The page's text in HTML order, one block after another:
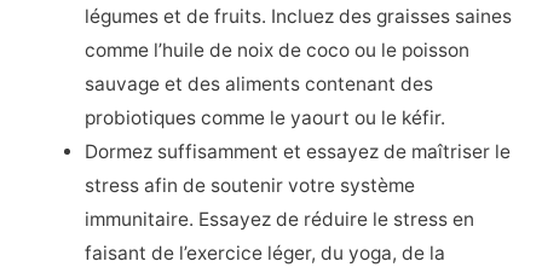
légumes et de fruits. Incluez des graisses saines
comme l’huile de noix de coco ou le poisson
sauvage et des aliments contenant des
probiotiques comme le yaourt ou le kéfir.
Dormez suffisamment et essayez de maîtriser le
stress afin de soutenir votre système
immunitaire. Essayez de réduire le stress en
faisant de l’exercice léger, du yoga, de la